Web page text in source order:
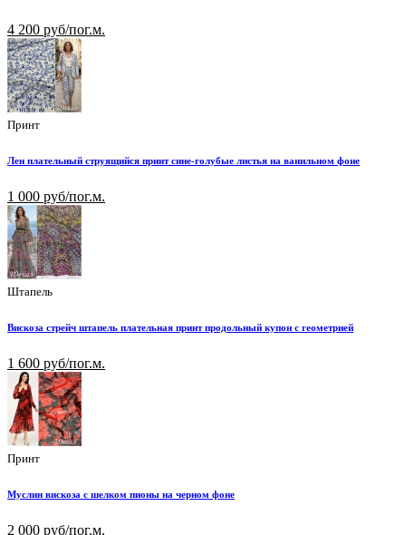
4 200 руб/пог.м.
Принт
Лен плательный струящийся принт сине-голубые листья на ванильном фоне
1 000 руб/пог.м.
Штапель
Вискоза стрейч штапель плательная принт продольный купон с геометрией
1 600 руб/пог.м.
Принт
Муслин вискоза с шелком пионы на черном фоне
2 000 руб/пог.м.